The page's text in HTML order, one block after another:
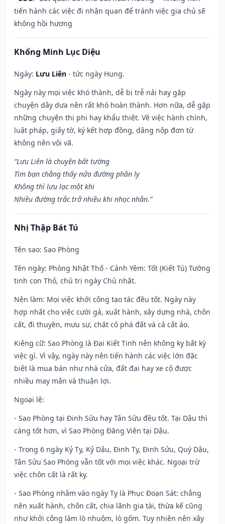
tiến hành các việc đi nhận quan để tránh việc gia chủ sẽ
không hồi hương
Khổng Minh Lục Diệu
Ngày: Lưu Liên - tức ngày Hung.
Ngày này mọi việc khó thành, dễ bị trễ nải hay gặp
chuyện dây dưa nên rất khó hoàn thành. Hơn nữa, dễ gặp
những chuyện thị phi hay khẩu thiệt. Về việc hành chính,
luật pháp, giấy tờ, ký kết hợp đồng, dâng nộp đơn từ
không nên vội vã.
“Lưu Liên là chuyện bất tường
Tìm bạn chẳng thấy nửa đường phân ly
Không thì lưu lạc một khi
Nhiều đường trắc trở nhiều khi nhọc nhằn.”
Nhị Thập Bát Tú
Tên sao: Sao Phòng
Tên ngày: Phòng Nhật Thố - Cảnh Yêm: Tốt (Kiết Tú) Tướng
tinh con Thỏ, chủ trị ngày Chủ nhật.
Nên làm: Mọi việc khởi công tạo tác đều tốt. Ngày này
hợp nhất cho việc cưới gả, xuất hành, xây dựng nhà, chôn
cất, đi thuyền, mưu sự, chặt cỏ phá đất và cả cắt áo.
Kiêng cữ: Sao Phòng là Đại Kiết Tinh nên không kỵ bất kỳ
việc gì. Vì vậy, ngày này nên tiến hành các việc lớn đặc
biệt là mua bán như nhà cửa, đất đai hay xe cộ được
nhiều may mắn và thuận lợi.
Ngoại lệ:
- Sao Phòng tại Đinh Sửu hay Tân Sửu đều tốt. Tại Dậu thì
càng tốt hơn, vì Sao Phòng Đăng Viên tại Dậu.
- Trong 6 ngày Kỷ Tỵ, Kỷ Dậu, Đinh Tỵ, Đinh Sửu, Quý Dậu,
Tân Sửu Sao Phòng vẫn tốt với mọi việc khác. Ngoại trừ
việc chôn cất là rất kỵ.
- Sao Phòng nhằm vào ngày Tỵ là Phục Đoạn Sát: chẳng
nên xuất hành, chôn cất, chia lãnh gia tài, thừa kế cũng
như khởi công làm lò nhuộm, lò gốm. Tuy nhiên nên xây